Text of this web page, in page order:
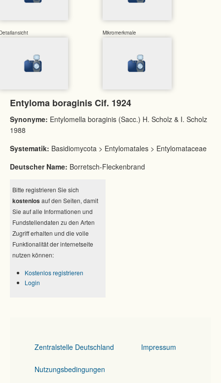
Mikromerkmale
Entyloma boraginis Cif. 1924
Synonyme: Entylomella boraginis (Sacc.) H. Scholz & I. Scholz
1988
Systematik: Basidiomycota > Entylomatales > Entylomataceae
Deutscher Name: Borretsch-Fleckenbrand
Bitte registrieren Sie sich
kostenlos auf den Seiten, damit
Sie auf alle Informationen und
Fundstellendaten zu den Arten
Zugriff erhalten und die volle
Funktionalität der internetseite
nutzen können:
Kostenlos registrieren
Login
Zentralstelle Deutschland Impressum
Nutzungsbedingungen